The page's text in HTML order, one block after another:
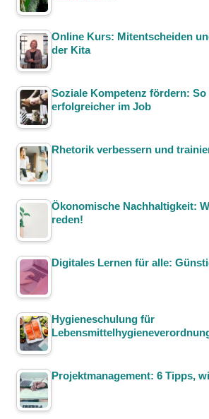
Online Kurs: Mitentscheiden
der Kita
Soziale Kompetenz fördern:
erfolgreicher im Job
Rhetorik verbessern und
Ökonomische Nachhaltigkeit:
reden!
Digitales Lernen für alle:
Hygieneschulung für
Projektmanagement: 6 Tipps,